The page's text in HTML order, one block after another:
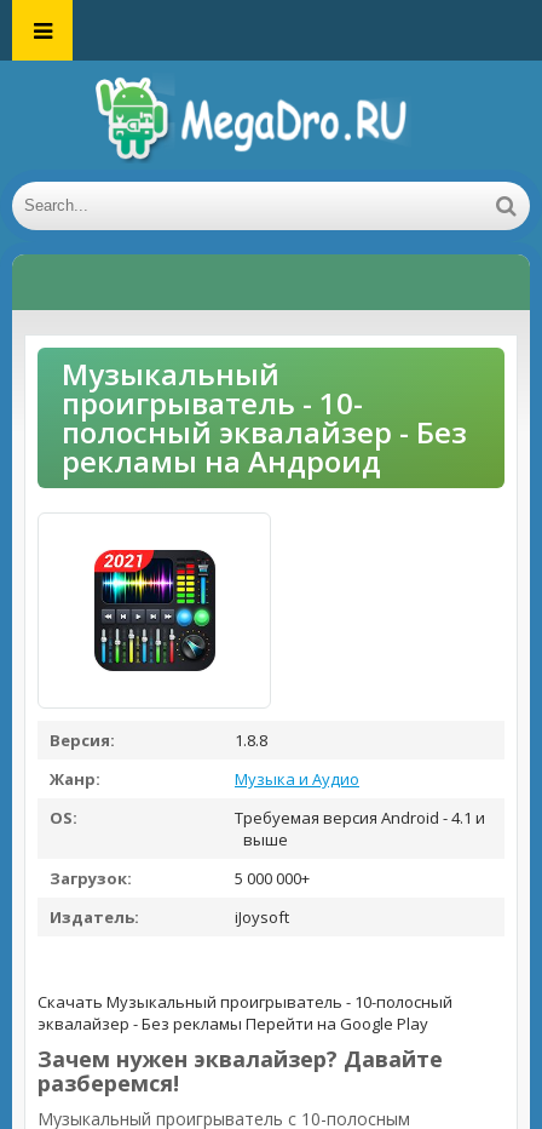
Музыкальный
проигрыватель - 10-
полосный эквалайзер - Без
рекламы на Андроид
Версия:
1.8.8
Жанр:
Музыка и Аудио
OS:
Требуемая версия Android - 4.1 и
выше
Загрузок:
5 000 000+
Издатель:
iJoysoft
Скачать Музыкальный проигрыватель - 10-полосный
эквалайзер - Без рекламы Перейти на Google Play
Зачем нужен эквалайзер? Давайте
разберемся!
Музыкальный проигрыватель с 10-полосным